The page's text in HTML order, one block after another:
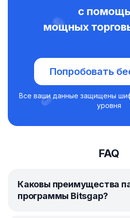
с
мощных
Попробовать
Все ваши данные защищены
уровня
FAQ
Каковы преимущества
программы Bitsgap?